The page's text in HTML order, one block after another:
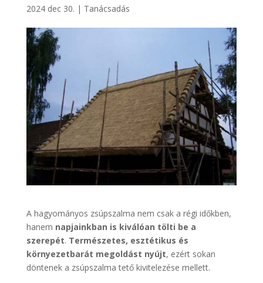
2024 dec 30. | Tanácsadás
A hagyományos zsúpszalma nem csak a régi időkben,
hanem napjainkban is kiválóan tölti be a
szerepét. Természetes, esztétikus és
környezetbarát megoldást nyújt, ezért sokan
döntenek a zsúpszalma tető kivitelezése mellett.